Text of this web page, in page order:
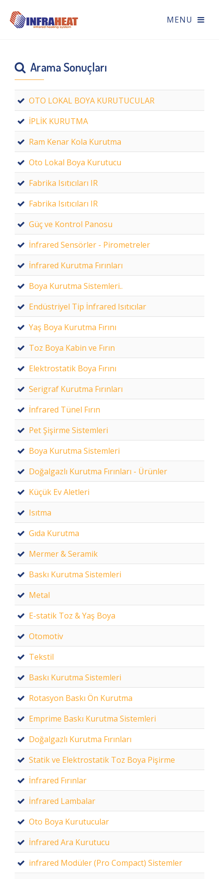
Arama Sonuçları
OTO LOKAL BOYA KURUTUCULAR
İPLİK KURUTMA
Ram Kenar Kola Kurutma
Oto Lokal Boya Kurutucu
Fabrika Isıtıcıları IR
Fabrika Isıtıcıları IR
Güç ve Kontrol Panosu
İnfrared Sensörler - Pirometreler
İnfrared Kurutma Fırınları
Boya Kurutma Sistemleri..
Endüstriyel Tip İnfrared Isıtıcılar
Yaş Boya Kurutma Fırını
Toz Boya Kabin ve Fırın
Elektrostatik Boya Fırını
Serigraf Kurutma Fırınları
İnfrared Tünel Fırın
Pet Şişirme Sistemleri
Boya Kurutma Sistemleri
Doğalgazlı Kurutma Fırınları - Ürünler
Küçük Ev Aletleri
Isıtma
Gıda Kurutma
Mermer & Seramik
Baskı Kurutma Sistemleri
Metal
E-statik Toz & Yaş Boya
Otomotiv
Tekstil
Baskı Kurutma Sistemleri
Rotasyon Baskı Ön Kurutma
Emprime Baskı Kurutma Sistemleri
Doğalgazlı Kurutma Fırınları
Statik ve Elektrostatik Toz Boya Pişirme
İnfrared Fırınlar
İnfrared Lambalar
Oto Boya Kurutucular
İnfrared Ara Kurutucu
infrared Modüler (Pro Compact) Sistemler